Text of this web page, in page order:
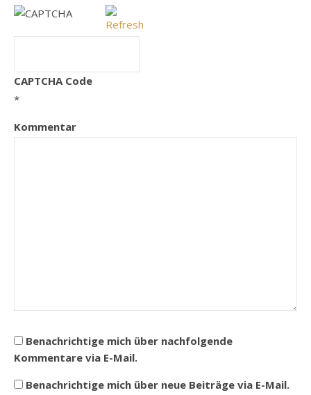
CAPTCHA Code
*
Kommentar
Benachrichtige mich über nachfolgende
Kommentare via E-Mail.
Benachrichtige mich über neue Beiträge via E-Mail.